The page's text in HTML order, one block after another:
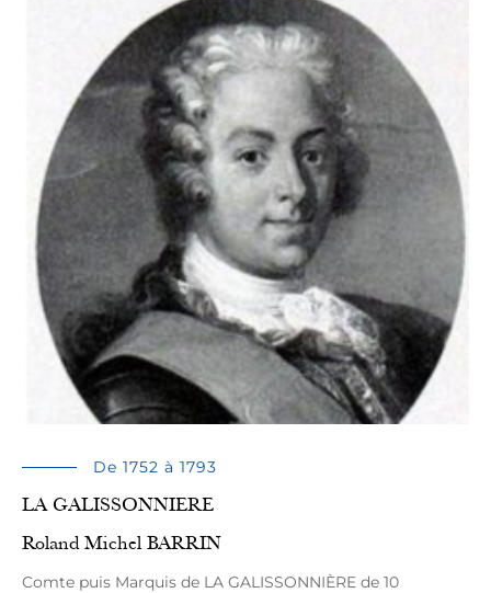
De 1752 à 1793
LA GALISSONNIERE
Roland Michel BARRIN
Comte puis Marquis de LA GALISSONNIЀRE de 10